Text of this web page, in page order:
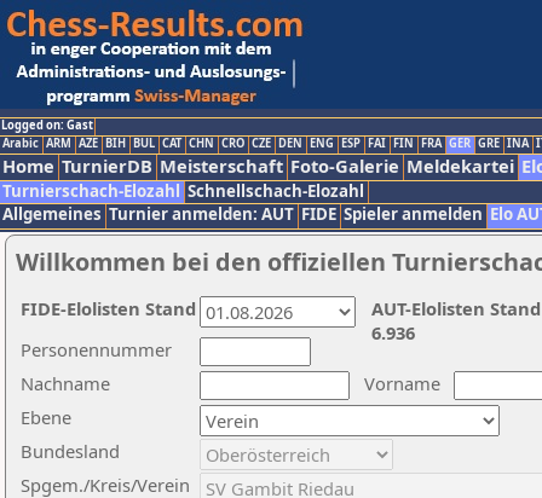
Logged on: Gast
Arabic ARM AZE BIH BUL CAT CHN CRO CZE DEN ENG ESP FAI FIN FRA GER GRE INA
Home TurnierDB Meisterschaft Foto-Galerie Meldekartei
Turnierschach-Elozahl Schnellschach-Elozahl
Allgemeines Turnier anmelden: AUT FIDE Spieler anmelden Elo
Willkommen bei den offiziellen
Nachname
Vorname
Ebene
Personennummer
Bundesland
Spgem./Kreis/Verein
AUT-Elolisten
6.936
FIDE-Elolisten Stand